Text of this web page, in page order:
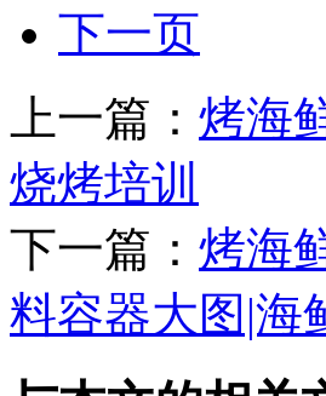
下一页
上一篇： 烤海
烧烤培训
下一篇： 烤海
料容器大图|海